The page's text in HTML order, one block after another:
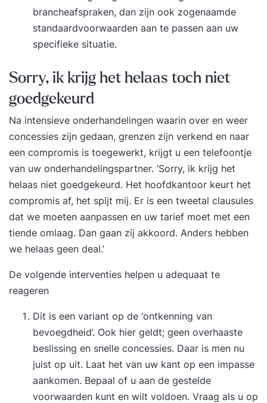
brancheafspraken, dan zijn ook zogenaamde
standaardvoorwaarden aan te passen aan uw
specifieke situatie.
Sorry, ik krijg het helaas toch niet
goedgekeurd
Na intensieve onderhandelingen waarin over en weer
concessies zijn gedaan, grenzen zijn verkend en naar
een compromis is toegewerkt, krijgt u een telefoontje
van uw onderhandelingspartner. ‘Sorry, ik krijg het
helaas niet goedgekeurd. Het hoofdkantoor keurt het
compromis af, het spijt mij. Er is een tweetal clausules
dat we moeten aanpassen en uw tarief moet met een
tiende omlaag. Dan gaan zij akkoord. Anders hebben
we helaas geen deal.’
De volgende interventies helpen u adequaat te
reageren
Dit is een variant op de ‘ontkenning van
bevoegdheid’. Ook hier geldt; geen overhaaste
beslissing en snelle concessies. Daar is men nu
juist op uit. Laat het van uw kant op een impasse
aankomen. Bepaal of u aan de gestelde
voorwaarden kunt en wilt voldoen. Vraag als u op